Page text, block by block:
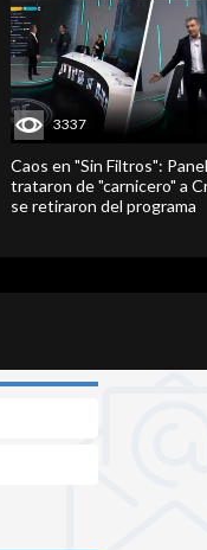
3337
Caos en "Sin Filtros":
trataron de "carnicero" a
se retiraron del programa